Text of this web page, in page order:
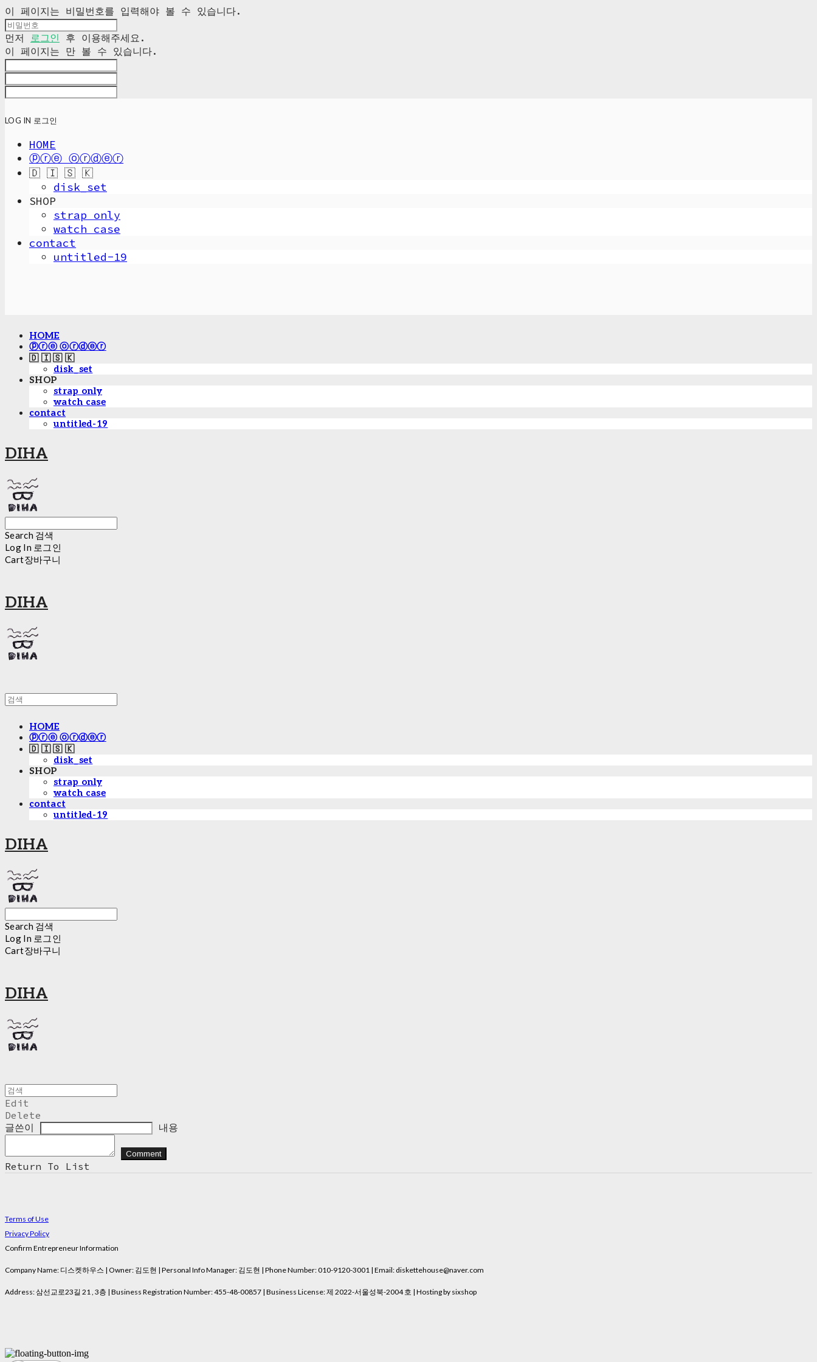
이 페이지는 비밀번호를 입력해야 볼 수 있습니다.
먼저 로그인 후 이용해주세요.
이 페이지는 만 볼 수 있습니다.
LOG IN 로그인
HOME
ⓟⓡⓔ ⓞⓡⓓⓔⓡ
🇩 🇮 🇸 🇰
disk_set
SHOP
strap only
watch case
contact
untitled-19
HOME
ⓟⓡⓔ ⓞⓡⓓⓔⓡ
🇩 🇮 🇸 🇰
disk_set
SHOP
strap only
watch case
contact
untitled-19
DIHA
Search 검색
Log In 로그인
Cart장바구니
DIHA
HOME
ⓟⓡⓔ ⓞⓡⓓⓔⓡ
🇩 🇮 🇸 🇰
disk_set
SHOP
strap only
watch case
contact
untitled-19
DIHA
Search 검색
Log In 로그인
Cart장바구니
DIHA
Edit
Delete
글쓴이
내용
Comment
Return To List
Terms of Use
Privacy Policy
Confirm Entrepreneur Information
Company Name: 디스켓하우스 | Owner: 김도현 | Personal Info Manager: 김도현 | Phone Number: 010-9120-3001 | Email: diskettehouse@naver.com
Address: 삼선교로23길 21 , 3층 | Business Registration Number:455-48-00857 | Business License:제 2022-서울성북-2004 호 | Hosting by sixshop